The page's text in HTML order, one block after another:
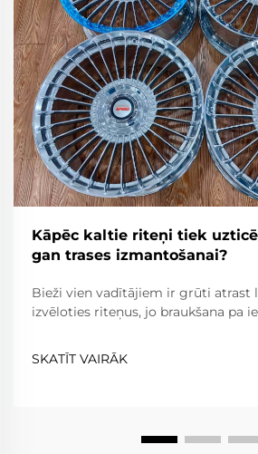
Kāpēc kaltie riteņi tiek
gan trases izmantošanai?
Bieži vien vadītājiem ir grūti atrast
izvēloties riteņus, jo braukšana pa
savukārt braukšana pa trasi prasa
izturību un precizitāti. Kaltie riteņi...
SKATĪT VAIRĀK